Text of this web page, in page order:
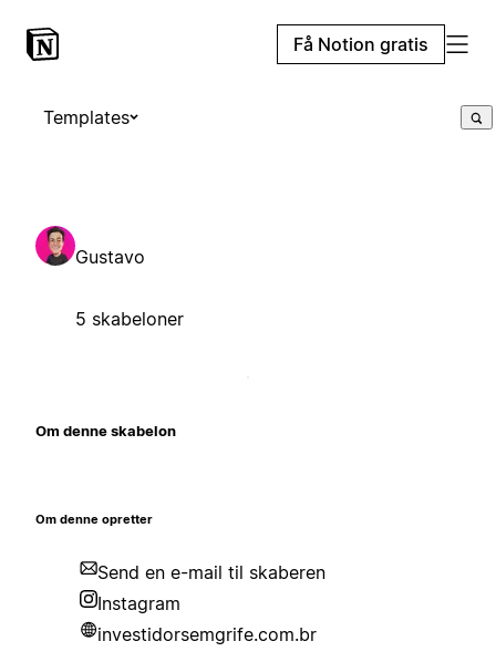
Få Notion gratis
Templates
Gustavo
5 skabeloner
Om denne skabelon
Om denne opretter
Send en e-mail til skaberen
Instagram
investidorsemgrife.com.br